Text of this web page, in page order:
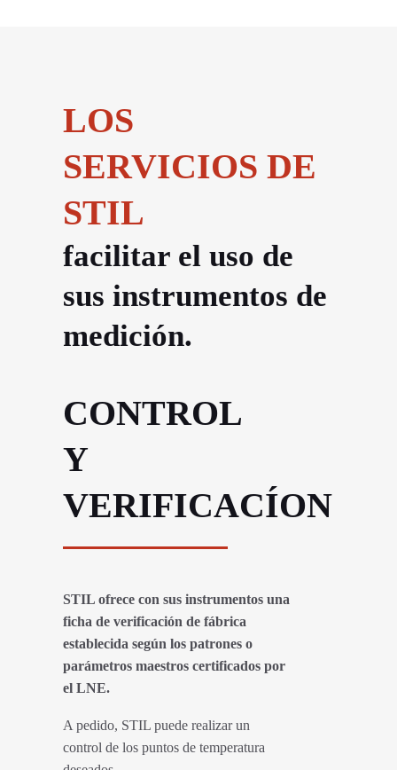
LOS
SERVICIOS DE
STIL
facilitar el uso de
sus instrumentos de
medición.
CONTROL
Y
VERIFICACÍON
STIL ofrece con sus instrumentos una
ficha de verificación de fábrica
establecida según los patrones o
parámetros maestros certificados por
el LNE.
A pedido, STIL puede realizar un
control de los puntos de temperatura